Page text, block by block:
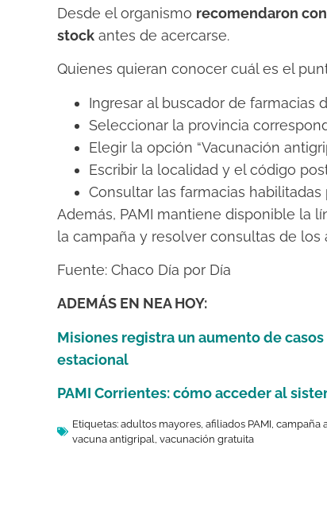
Desde el organismo recomendaron
stock antes de acercarse.
Quienes quieran conocer cuál es el
Ingresar al buscador de farmacias
Seleccionar la provincia
Elegir la opción “Vacunación
Escribir la localidad y el código
Consultar las farmacias
Además, PAMI mantiene disponible la
la campaña y resolver consultas de los
Fuente: Chaco Día por Día
ADEMÁS EN NEA HOY:
Misiones registra un aumento de
estacional
PAMI Corrientes: cómo acceder al
Etiquetas: adultos mayores afiliados PAMI campaña
vacuna antigripal vacunación gratuita